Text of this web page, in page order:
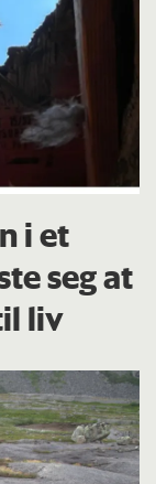
i et
seg at
liv